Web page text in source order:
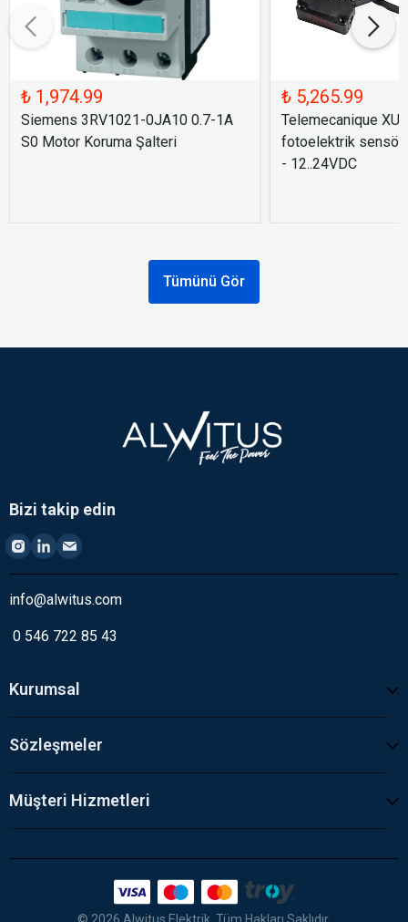
₺ 1,974.99
Siemens 3RV1021-0JA10 0.7-1A
S0 Motor Koruma Şalteri
₺ 5,265.99
Telemecanique
fotoelektrik sensör
- 12..24VDC
Tümünü Gör
Bizi takip edin
info@alwitus.com
0 546 722 85 43
Kurumsal
Sözleşmeler
Müşteri Hizmetleri